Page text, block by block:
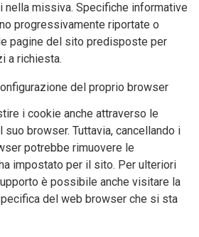
nella missiva. Specifiche informative
progressivamente riportate o
pagine del sito predisposte per
a richiesta.
del proprio browser
i cookie anche attraverso le
browser. Tuttavia, cancellando i
potrebbe rimuovere le
impostato per il sito. Per ulteriori
è possibile anche visitare la
del web browser che si sta